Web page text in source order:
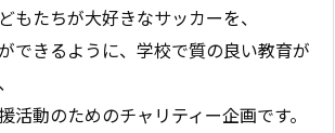
もたちが大好きなサッカーを、
できるように、学校で質の良い教育が
活動のためのチャリティー企画です。